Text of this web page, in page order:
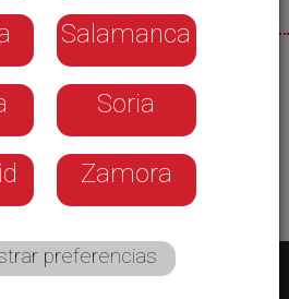
en la presentación de la
RTVCyL
Salamanca
Soria
Zamora
preferencias